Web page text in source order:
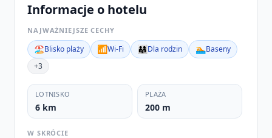
Informacje o hotelu
NAJWAŻNIEJSZE CECHY
🏖️Blisko plaży 📶Wi‑Fi 👨‍👩‍👧Dla rodzin 🏊Baseny
+3
LOTNISKO
6 km
PLAŻA
200 m
W SKRÓCIE